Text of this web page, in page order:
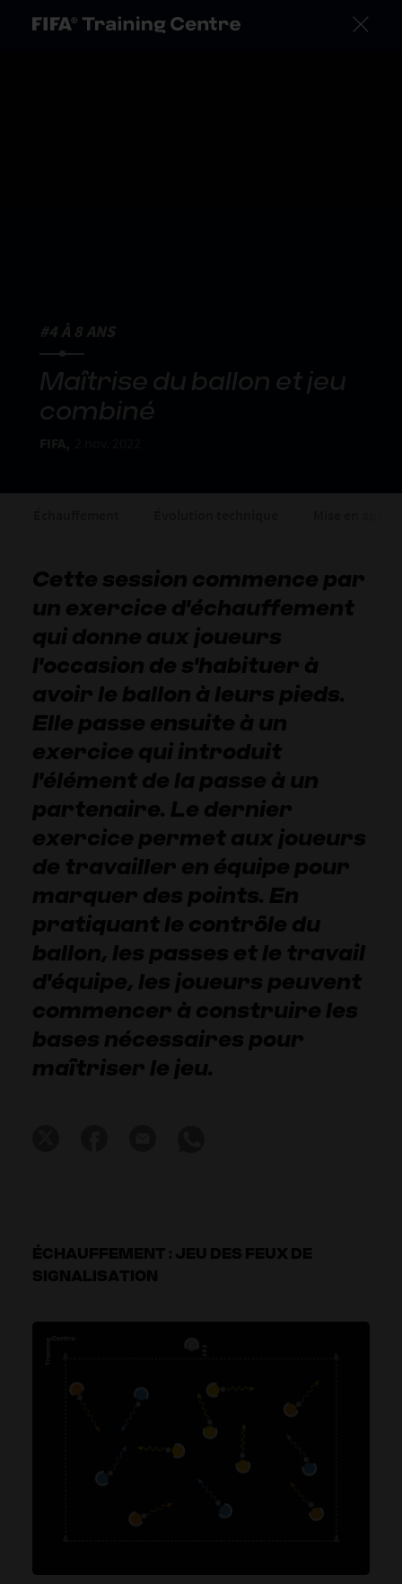
#4 À 8 ANS
Maîtrise du ballon et jeu
combiné
Cette session commence par
un exercice d'échauffement
qui donne aux joueurs
l'occasion de s'habituer à
avoir le ballon à leurs pieds.
Elle passe ensuite à un
exercice qui introduit
l'élément de la passe à un
partenaire. Le dernier
exercice permet aux joueurs
de travailler en équipe pour
marquer des points. En
pratiquant le contrôle du
ballon, les passes et le travail
d'équipe, les joueurs peuvent
commencer à construire les
bases nécessaires pour
maîtriser le jeu.
ÉCHAUFFEMENT : JEU DES FEUX DE
SIGNALISATION